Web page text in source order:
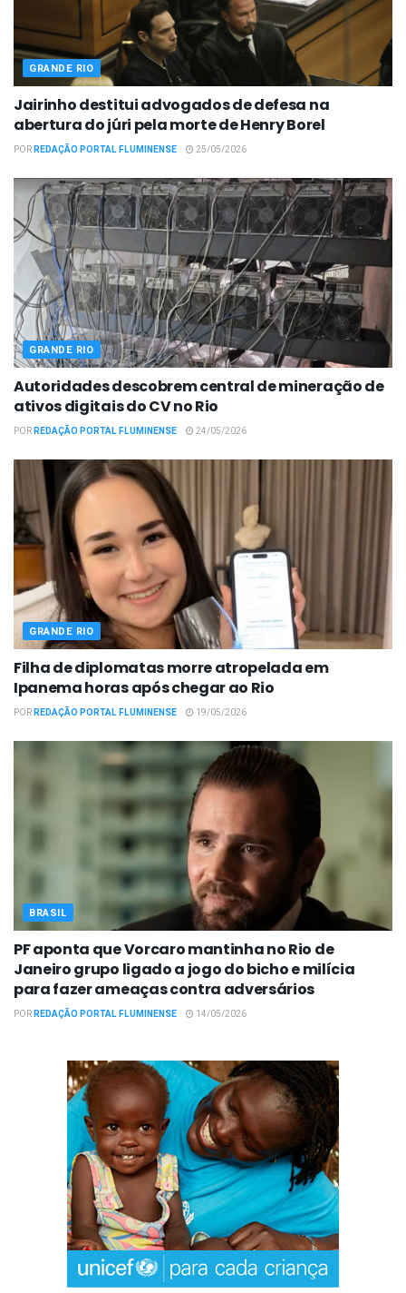
GRANDE RIO
Jairinho destitui advogados de defesa na
abertura do júri pela morte de Henry Borel
PORREDAÇÃO PORTAL FLUMINENSE 25/05/2026
GRANDE RIO
Autoridades descobrem central de mineração de
ativos digitais do CV no Rio
PORREDAÇÃO PORTAL FLUMINENSE 24/05/2026
GRANDE RIO
Filha de diplomatas morre atropelada em
Ipanema horas após chegar ao Rio
PORREDAÇÃO PORTAL FLUMINENSE 19/05/2026
BRASIL
PF aponta que Vorcaro mantinha no Rio de
Janeiro grupo ligado a jogo do bicho e milícia
para fazer ameaças contra adversários
PORREDAÇÃO PORTAL FLUMINENSE 14/05/2026